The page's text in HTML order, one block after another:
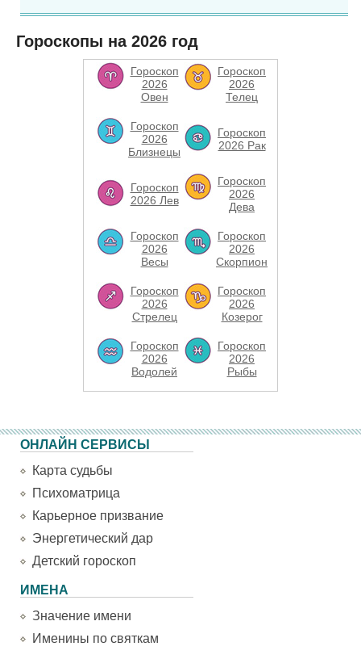
Гороскопы на 2026 год
Гороскоп
2026
Овен
Гороскоп
2026
Телец
Гороскоп
2026
Близнецы
Гороскоп
2026 Рак
Гороскоп
2026 Лев
Гороскоп
2026
Дева
Гороскоп
2026
Весы
Гороскоп
2026
Скорпион
Гороскоп
2026
Стрелец
Гороскоп
2026
Козерог
Гороскоп
2026
Водолей
Гороскоп
2026
Рыбы
ОНЛАЙН СЕРВИСЫ
Карта судьбы
Психоматрица
Карьерное призвание
Энергетический дар
Детский гороскоп
ИМЕНА
Значение имени
Именины по святкам